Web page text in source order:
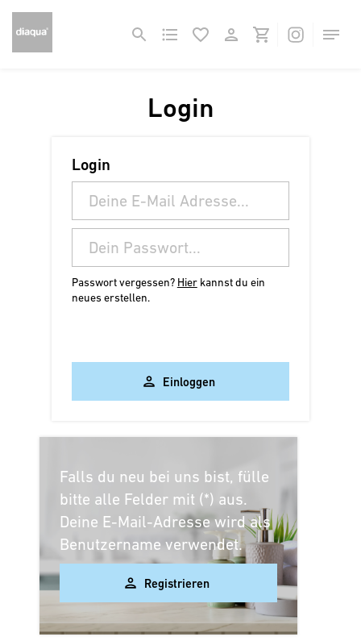
Login
Login
Passwort vergessen? Hierkannst du ein
neues erstellen.
Einloggen
Falls du neu bei uns bist, fülle
bitte alle Felder mit (*) aus.
Deine E-Mail-Adresse wird als
Benutzername verwendet.
Privatkunde
Als Privatkunde
Registrieren